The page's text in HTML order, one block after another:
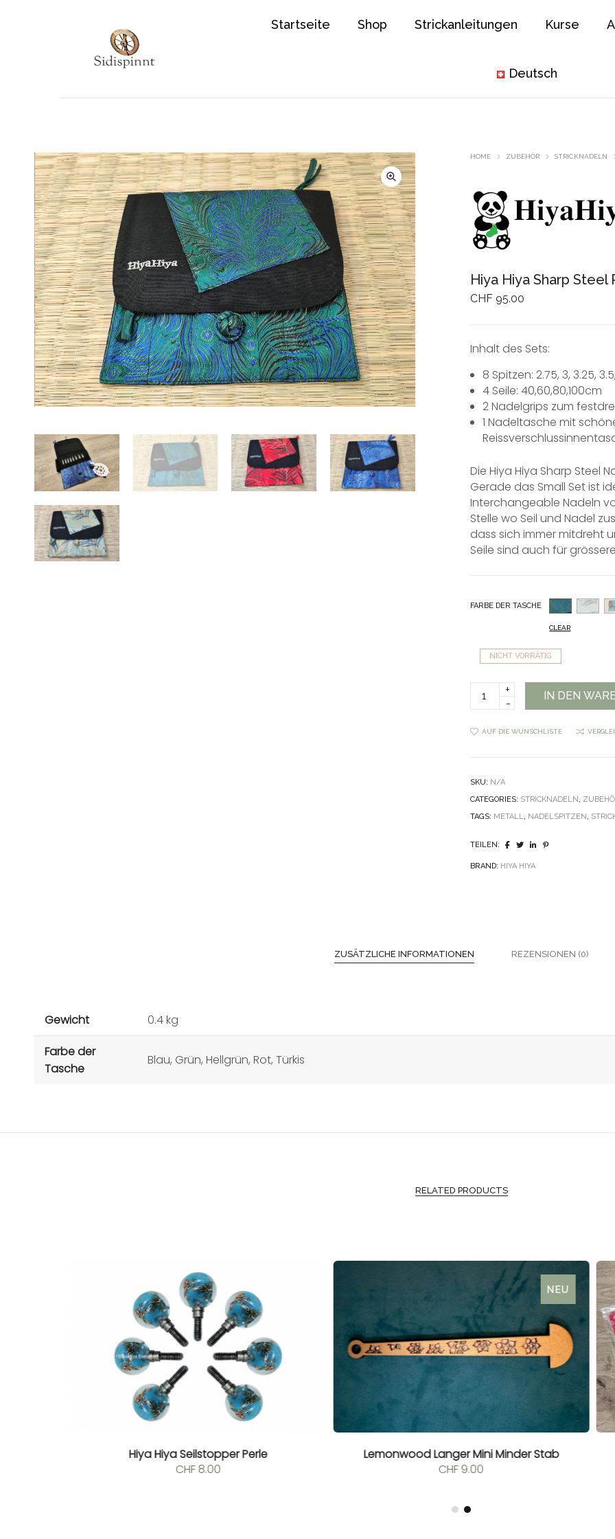
Startseite Shop Strickanleitungen Kurse
Deutsch
HOME ZUBEHÖR STRICKNADELN
Hiya Hiya Sharp
CHF 95.00
Inhalt des Sets:
8 Spitzen: 2.75, 3, 3.25,
4 Seile: 40,60,80,100cm
2 Nadelgrips zum
1 Nadeltasche mit
Die Hiya Hiya Sharp Steel
Gerade das Small Set ist
Interchangeable Nadeln
Stelle wo Seil und Nadel
dass sich immer mitdreht
Seile sind auch für
FARBE DER TASCHE
CLEAR
NICHT VORRÄTIG
Hiya
Steel
quantity
IN DEN
AUF DIE WUNSCHLISTE
SKU: N/A
CATEGORIES: STRICKNADELN ,
TAGS: METALL, NADELSPITZEN ,
TEILEN:
BRAND: HIYA HIYA
ZUSÄTZLICHE INFORMATIONEN REZENSIONEN (0)
Gewicht
0.4 kg
Farbe der
Tasche
Blau, Grün, Hellgrün, Rot, Türkis
RELATED PRODUCTS
Hiya Hiya Seilstopper Perle
CHF8.00
NEU
Lemonwood Langer Mini Minder Stab
CHF9.00